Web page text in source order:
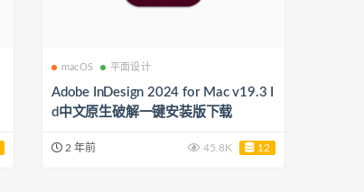
macOS 平面设计
Adobe InDesign 2024 for Mac v19.3 I
d中文原生破解一键安装版下载
2 年前 45.8K 12